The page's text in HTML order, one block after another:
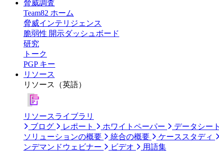
脅威調査
Team82 ホーム
脅威インテリジェンス
脆弱性 開示ダッシュボード
研究
トーク
PGP キー
リソース
リソース（英語）
リソースライブラリ
ブログ
レポート ホワイトペーパー
データシー
ソリューションの概要
統合の概要
ケーススタディ
ンデマンドウェビナー
ビデオ
用語集